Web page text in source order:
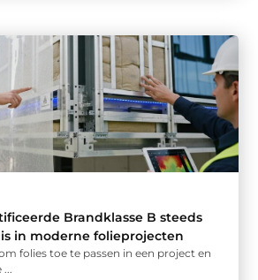
Brandklasse B steeds
in moderne folieprojecten
folies toe te passen in een project en